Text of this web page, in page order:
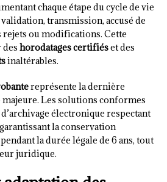
chaque étape du cycle de vie
transmission, accusé de
ou modifications. Cette
des horodatages certifiéset des
inaltérables.
représente la dernière
Les solutions conformes
électronique respectant
la conservation
la durée légale de 6 ans, tout
juridique.